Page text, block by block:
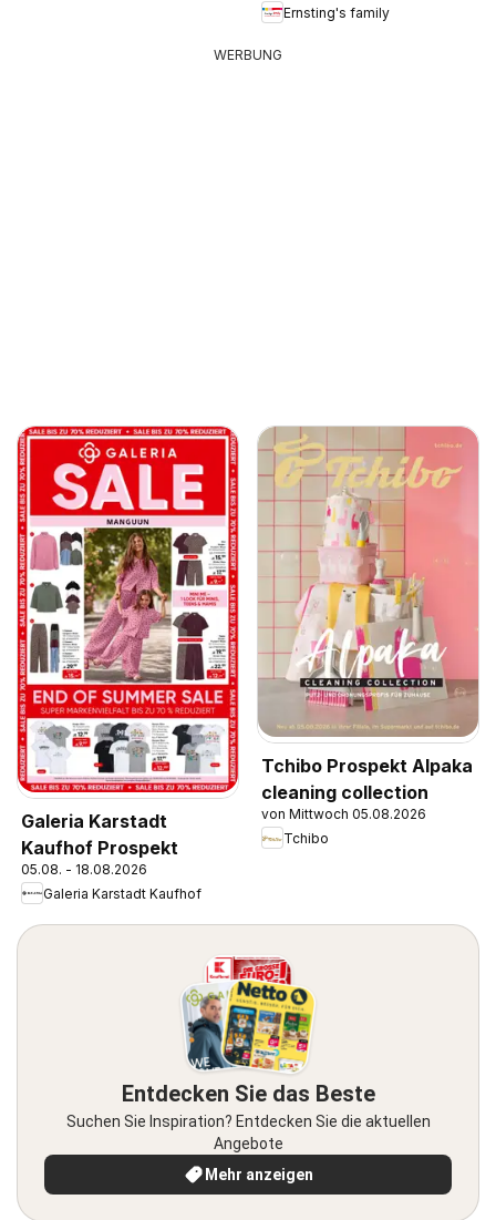
Ernsting's family
WERBUNG
Galeria Karstadt
Kaufhof Prospekt
05.08. - 18.08.2026
Galeria Karstadt Kaufhof
Tchibo Prospekt Alpaka
cleaning collection
von Mittwoch 05.08.2026
Tchibo
Entdecken Sie das Beste
Suchen Sie Inspiration? Entdecken Sie die aktuellen
Angebote
Mehr anzeigen